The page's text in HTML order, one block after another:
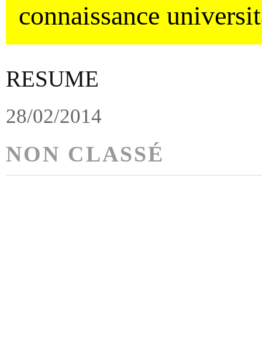
connaissance
RESUME
28/02/2014
NON CLASSÉ